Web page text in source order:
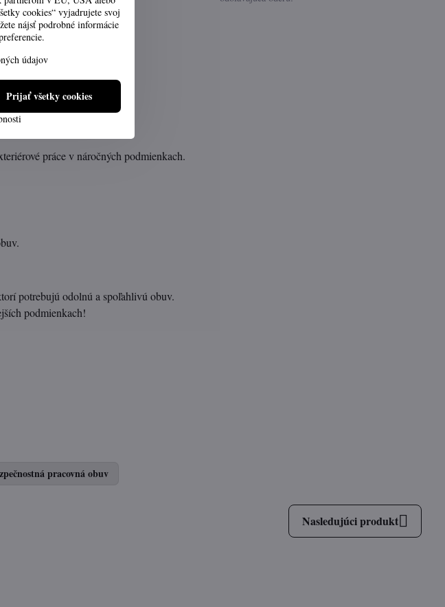
práce v náročných podmienkach.
potrebujú odolnú a spoľahlivú obuv.
podmienkach!
pracovná obuv
Nasledujúci produkt
cookies“ vyjadrujete svoj
nájsť podrobné informácie
údajov
Prijať všetky cookies